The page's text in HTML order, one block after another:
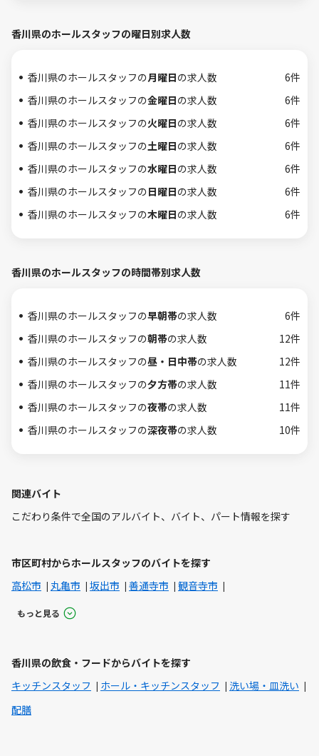
香川県のホールスタッフの曜日別求人数
香川県のホールスタッフの月曜日の求人数
6件
香川県のホールスタッフの金曜日の求人数
6件
香川県のホールスタッフの火曜日の求人数
6件
香川県のホールスタッフの土曜日の求人数
6件
香川県のホールスタッフの水曜日の求人数
6件
香川県のホールスタッフの日曜日の求人数
6件
香川県のホールスタッフの木曜日の求人数 6件
香川県のホールスタッフの時間帯別求人数
香川県のホールスタッフの早朝帯の求人数
6件
香川県のホールスタッフの朝帯の求人数
12件
香川県のホールスタッフの昼・日中帯の求人数
12件
香川県のホールスタッフの夕方帯の求人数
11件
香川県のホールスタッフの夜帯の求人数
11件
香川県のホールスタッフの深夜帯の求人数 10件
関連バイト
こだわり条件で全国のアルバイト、バイト、パート情報を探す
市区町村からホールスタッフのバイトを探す
高松市
丸亀市 坂出市 善通寺市 観音寺市
もっと見る
香川県の飲食・フードからバイトを探す
キッチンスタッフ
ホール・キッチンスタッフ
洗い場・皿洗い
配膳